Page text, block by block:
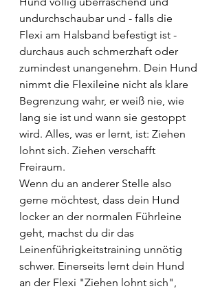
undurchschaubar und - falls die
Flexi am Halsband befestigt ist -
durchaus auch schmerzhaft oder
zumindest unangenehm. Dein Hund
nimmt die Flexileine nicht als klare
Begrenzung wahr, er weiß nie, wie
lang sie ist und wann sie gestoppt
wird. Alles, was er lernt, ist: Ziehen
lohnt sich. Ziehen verschafft
Freiraum.
Wenn du an anderer Stelle also
gerne möchtest, dass dein Hund
locker an der normalen Führleine
geht, machst du dir das
Leinenführigkeitstraining unnötig
schwer. Einerseits lernt dein Hund
an der Flexi "Ziehen lohnt sich",